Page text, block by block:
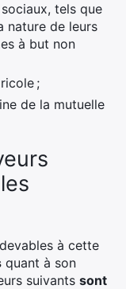
tels que
nature de leurs
à but non
;
de la mutuelle
à cette
quant à son
suivants sont